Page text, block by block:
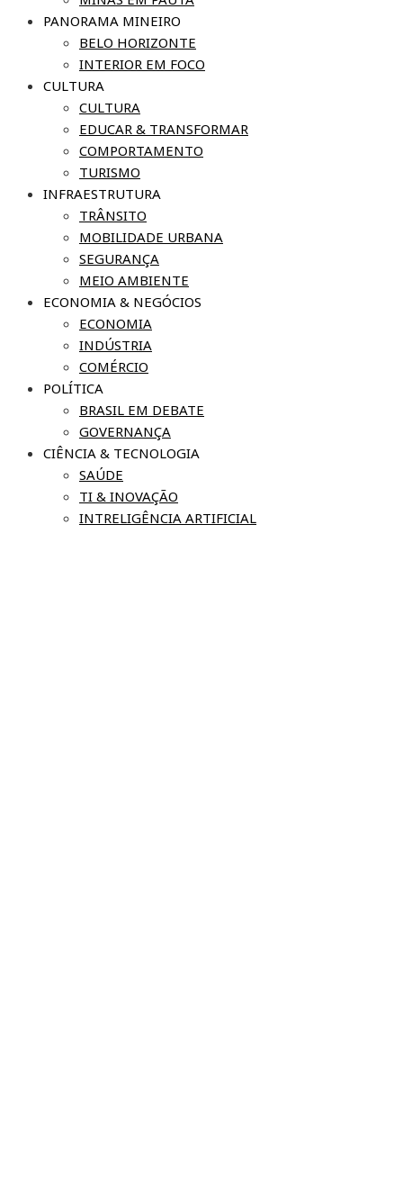
PANORAMA MINEIRO
BELO HORIZONTE
INTERIOR EM FOCO
CULTURA
CULTURA
EDUCAR & TRANSFORMAR
COMPORTAMENTO
TURISMO
INFRAESTRUTURA
TRÂNSITO
MOBILIDADE URBANA
SEGURANÇA
MEIO AMBIENTE
ECONOMIA & NEGÓCIOS
ECONOMIA
INDÚSTRIA
COMÉRCIO
POLÍTICA
BRASIL EM DEBATE
GOVERNANÇA
CIÊNCIA & TECNOLOGIA
SAÚDE
TI & INOVAÇÃO
INTRELIGÊNCIA ARTIFICIAL